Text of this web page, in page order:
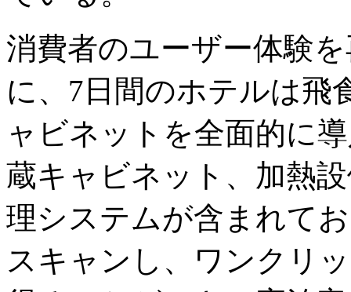
消費者のユーザー体験
に、7日間のホテルは飛
ャビネットを全面的に
蔵キャビネット、加熱
理システムが含まれて
スキャンし、ワンクリ